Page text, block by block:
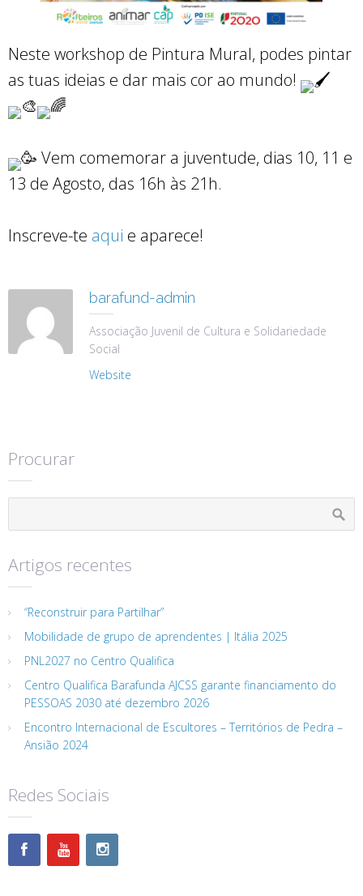
Neste workshop de Pintura Mural, podes pintar
as tuas ideias e dar mais cor ao mundo!
Vem comemorar a juventude, dias 10, 11 e
13 de Agosto, das 16h às 21h.
Inscreve-te aqui e aparece!
barafund-admin
Associação Juvenil de Cultura e Solidariedade
Social
Website
Procurar
Artigos recentes
“Reconstruir para Partilhar”
Mobilidade de grupo de aprendentes | Itália 2025
PNL2027 no Centro Qualifica
Centro Qualifica Barafunda AJCSS garante financiamento do
PESSOAS 2030 até dezembro 2026
Encontro Internacional de Escultores – Territórios de Pedra –
Ansião 2024
Redes Sociais